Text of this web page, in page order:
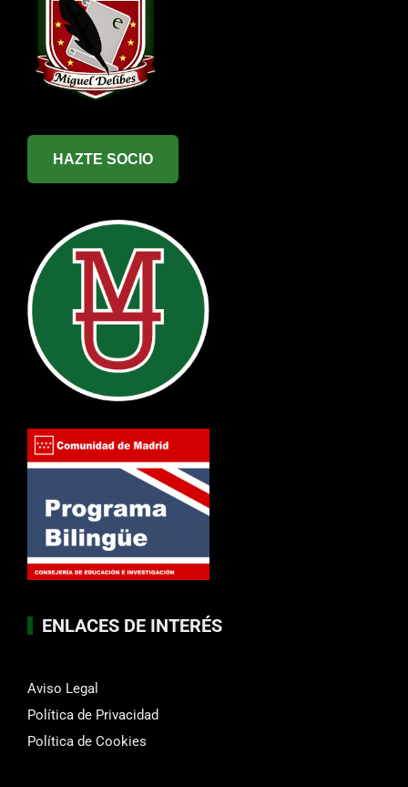
HAZTE SOCIO
ENLACES DE INTERÉS
Aviso Legal
Política de Privacidad
Política de Cookies